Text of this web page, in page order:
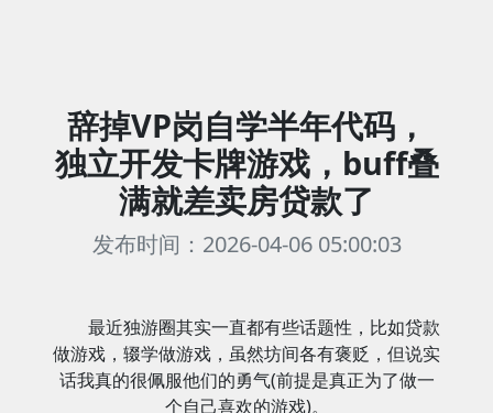
辞掉VP岗自学半年代码，
独立开发卡牌游戏，buff叠
满就差卖房贷款了
发布时间：2026-04-06 05:00:03
最近独游圈其实一直都有些话题性，比如贷款
做游戏，辍学做游戏，虽然坊间各有褒贬，但说实
话我真的很佩服他们的勇气(前提是真正为了做一
个自己喜欢的游戏)。